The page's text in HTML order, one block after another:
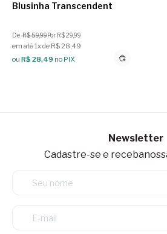
Blusinha Transcendent
DeR$ 59,99Por R$ 29,99
em até 1x de R$ 28,49
ou R$ 28,49 no PIX
Newsletter
Cadastre-se e receba